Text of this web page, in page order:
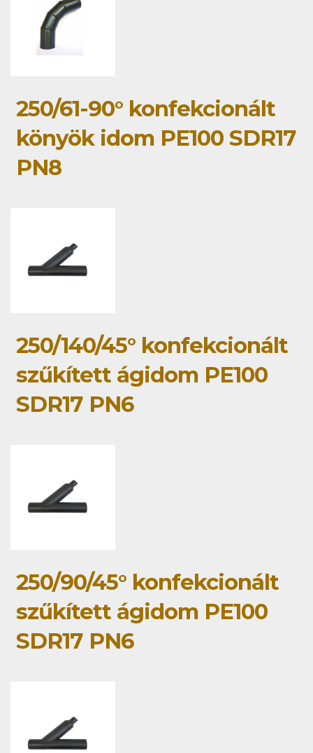
250/61-90° konfekcionált
könyök idom PE100 SDR17
PN8
250/140/45° konfekcionált
szűkített ágidom PE100
SDR17 PN6
250/90/45° konfekcionált
szűkített ágidom PE100
SDR17 PN6